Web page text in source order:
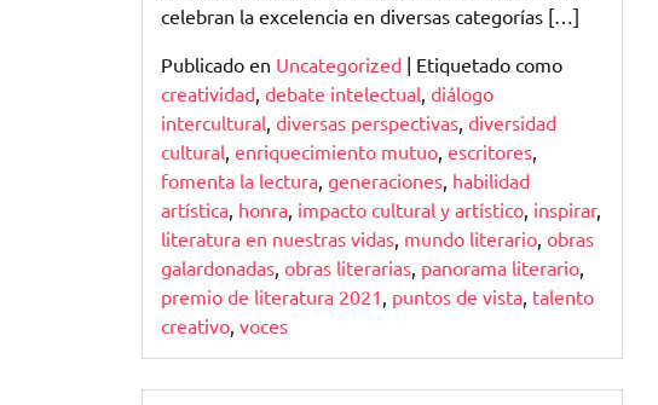
celebran la excelencia en diversas categorías […]
Publicado en Uncategorized | Etiquetado como
creatividad debate intelectual diálogo
intercultural diversas perspectivas diversidad
cultural enriquecimiento mutuo escritores
fomenta la lectura generaciones habilidad
artística honra impacto cultural y artístico inspirar,
literatura en nuestras vidas mundo literario obras
galardonadas obras literarias panorama literario
premio de literatura 2021 puntos de vista talento
creativo voces